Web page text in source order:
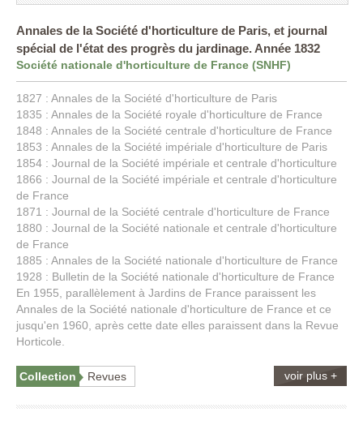
Annales de la Société d'horticulture de Paris, et journal
spécial de l'état des progrès du jardinage. Année 1832
Société nationale d'horticulture de France (SNHF)
1827 : Annales de la Société d'horticulture de Paris
1835 : Annales de la Société royale d'horticulture de France
1848 : Annales de la Société centrale d'horticulture de France
1853 : Annales de la Société impériale d'horticulture de Paris
1854 : Journal de la Société impériale et centrale d'horticulture
1866 : Journal de la Société impériale et centrale d'horticulture
de France
1871 : Journal de la Société centrale d'horticulture de France
1880 : Journal de la Société nationale et centrale d'horticulture
de France
1885 : Annales de la Société nationale d'horticulture de France
1928 : Bulletin de la Société nationale d'horticulture de France
En 1955, parallèlement à Jardins de France paraissent les
Annales de la Société nationale d'horticulture de France et ce
jusqu'en 1960, après cette date elles paraissent dans la Revue
Horticole.
Collection Revues voir plus +